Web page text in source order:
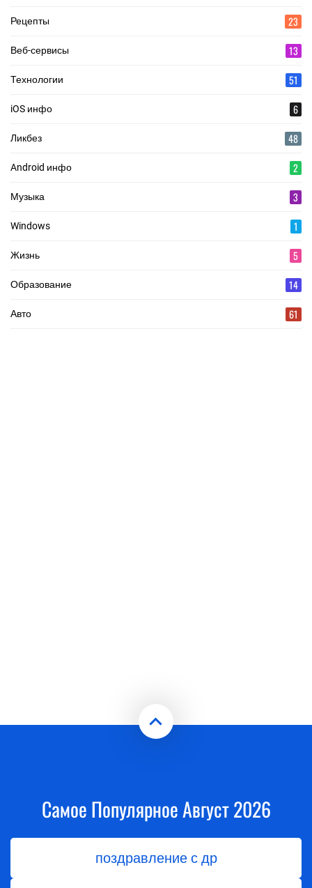
Рецепты 23
Веб-сервисы 13
Технологии 51
iOS инфо 6
Ликбез 48
Android инфо 2
Музыка 3
Windows 1
Жизнь 5
Образование 14
Авто 61
Самое Популярное Август 2026
поздравление с др